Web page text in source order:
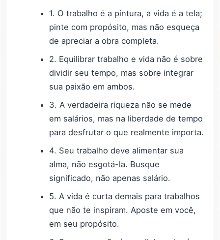
1. O trabalho é a pintura, a vida é a tela;
pinte com propósito, mas não esqueça
de apreciar a obra completa.
2. Equilibrar trabalho e vida não é sobre
dividir seu tempo, mas sobre integrar
sua paixão em ambos.
3. A verdadeira riqueza não se mede
em salários, mas na liberdade de tempo
para desfrutar o que realmente importa.
4. Seu trabalho deve alimentar sua
alma, não esgotá-la. Busque
significado, não apenas salário.
5. A vida é curta demais para trabalhos
que não te inspiram. Aposte em você,
em seu propósito.